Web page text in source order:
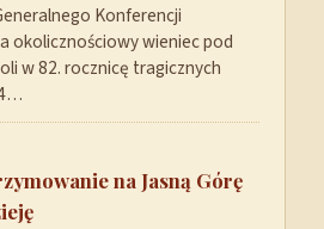
Konferencji
okolicznościowy wieniec pod
w 82. rocznicę tragicznych
na Jasną Górę